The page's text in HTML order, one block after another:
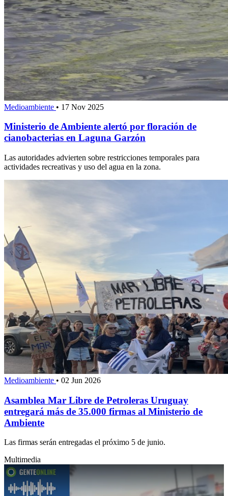
Medioambiente • 17 Nov 2025
Ministerio de Ambiente alertó por floración de
cianobacterias en Laguna Garzón
Las autoridades advierten sobre restricciones temporales para
actividades recreativas y uso del agua en la zona.
Medioambiente • 02 Jun 2026
Asamblea Mar Libre de Petroleras Uruguay
entregará más de 35.000 firmas al Ministerio de
Ambiente
Las firmas serán entregadas el próximo 5 de junio.
Multimedia